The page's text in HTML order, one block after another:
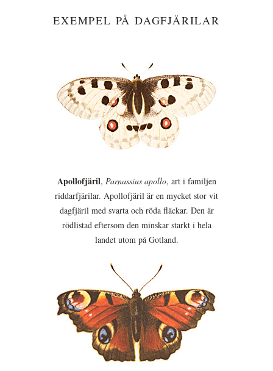
EXEMPEL PÅ DAGFJÄRILAR
Apollofjäril, Parnassius apollo, art i familjen
riddarfjärilar. Apollofjäril är en mycket stor vit
dagfjäril med svarta och röda fläckar. Den är
rödlistad eftersom den minskar starkt i hela
landet utom på Gotland.